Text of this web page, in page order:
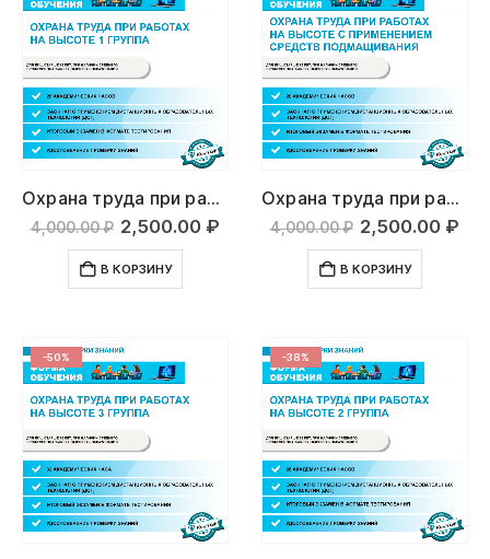
Охрана труда при работах на высоте 1 группа
4,000.00₽ Первоначальная
цена
составляла
4,000.00 ₽.
2,500.00 ₽ Текущая
2,500.00 ₽.
В КОРЗИНУ
Охрана труда при работах на высоте с применением средств подмащивания
4,000.00₽
цена
составляла
4,000.00 ₽.
2,500.00 ₽
В КОРЗИНУ
-50% -38%